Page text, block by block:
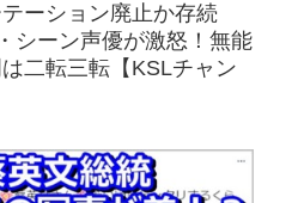
ーション廃止か存続
シーン声優が激怒！無能
二転三転【KSLチャン